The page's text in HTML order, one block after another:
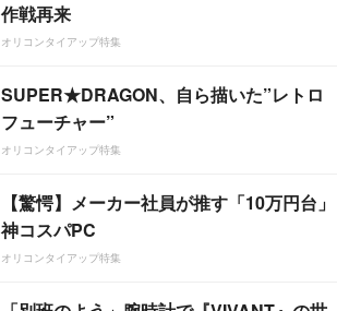
作戦再来
オリコンタイアップ特集
SUPER★DRAGON、自ら描いた”レトロ
フューチャー”
オリコンタイアップ特集
【驚愕】メーカー社員が推す「10万円台」
神コスパPC
オリコンタイアップ特集